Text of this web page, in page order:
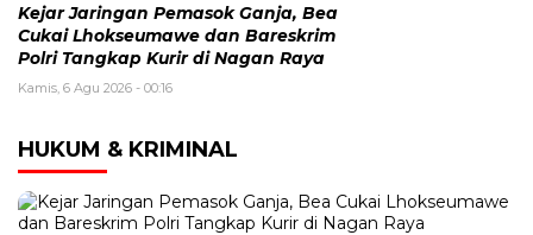
Kejar Jaringan Pemasok Ganja, Bea
Cukai Lhokseumawe dan Bareskrim
Polri Tangkap Kurir di Nagan Raya
Kamis, 6 Agu 2026 - 00:16
HUKUM & KRIMINAL